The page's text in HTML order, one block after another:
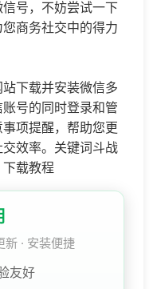
号，不妨尝试一下
商务社交中的得力
下载并安装微信多
号的同时登录和管
项提醒，帮助您更
效率。关键词斗战
载教程
新 · 安装便捷
友好